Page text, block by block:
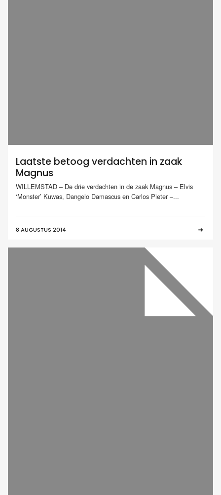
Laatste betoog verdachten in zaak
Magnus
WILLEMSTAD – De drie verdachten in de zaak Magnus – Elvis
‘Monster’ Kuwas, Dangelo Damascus en Carlos Pieter –...
8 AUGUSTUS 2014